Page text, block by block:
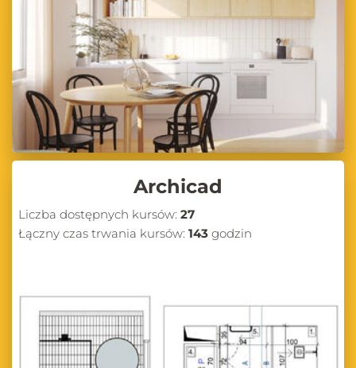
Archicad
Liczba dostępnych kursów: 27
Łączny czas trwania kursów: 143 godzin